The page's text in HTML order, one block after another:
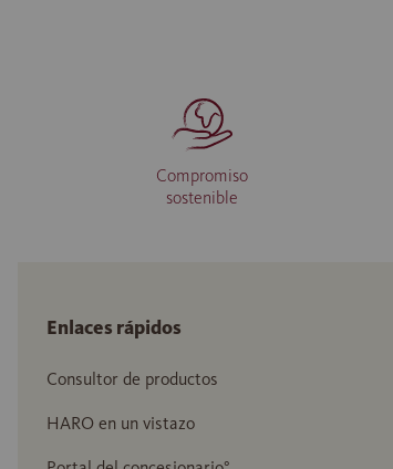
Compromiso
sostenible
Enlaces rápidos
Consultor de productos
HARO en un vistazo